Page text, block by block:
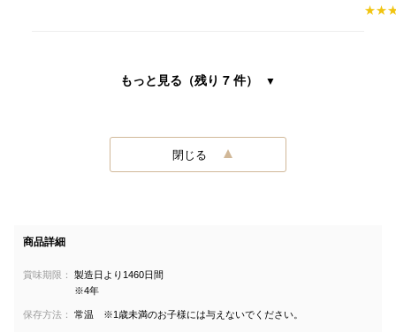
★★
もっと見る（残り 7 件）
閉じる
商品詳細
賞味期限：
製造日より1460日間
※4年
保存方法： 常温 ※1歳未満のお子様には与えないでください。